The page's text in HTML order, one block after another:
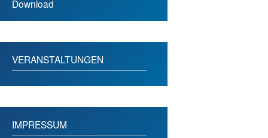
Download
VERANSTALTUNGEN
IMPRESSUM